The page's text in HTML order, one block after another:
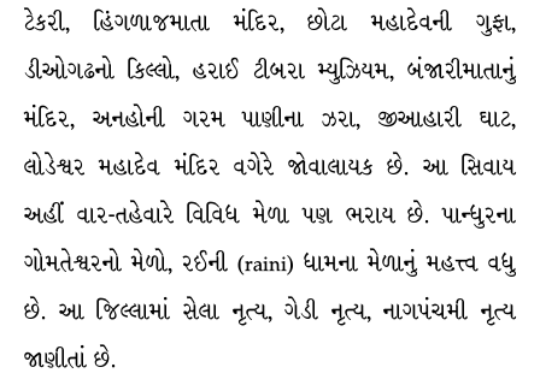
ટેકરી, હિંગળાજમાતા મંદિર, છોટા મહાદેવની ગુફા,
ડીઓગઢનો કિલ્લો, હરાઈ ટીબરા મ્યુઝિયમ, બંજારીમાતાનું
મંદિર, અનહોની ગરમ પાણીના ઝરા, જીઆહારી ઘાટ,
લોડેશ્વર મહાદેવ મંદિર વગેરે જોવાલાયક છે. આ સિવાય
અહીં વાર-તહેવારે વિવિધ મેળા પણ ભરાય છે. પાન્ધુરના
ગોમતેશ્વરનો મેળો, રઈની (raini) ધામના મેળાનું મહત્ત્વ વધુ
છે. આ જિલ્લામાં સેલા નૃત્ય, ગેડી નૃત્ય, નાગપંચમી નૃત્ય
જાણીતાં છે.